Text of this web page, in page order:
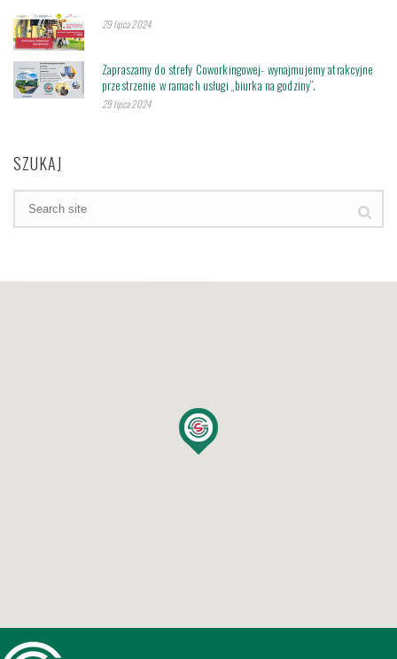
29 lipca 2024
Zapraszamy do strefy Coworkingowej- wynajmujemy atrakcyjne
przestrzenie w ramach usługi „biurka na godziny”.
29 lipca 2024
SZUKAJ